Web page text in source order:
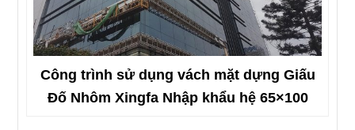
Công trình sử dụng vách mặt dựng Giấu
Đố Nhôm Xingfa Nhập khẩu hệ 65×100